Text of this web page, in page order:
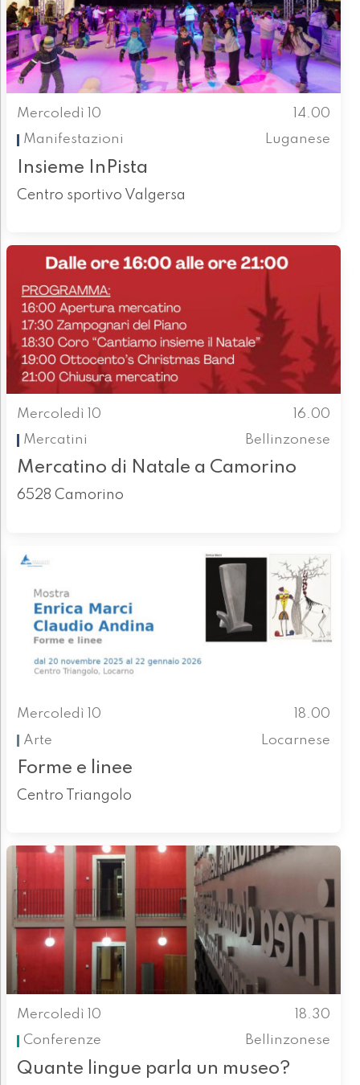
Mercoledì 10
14.00
Manifestazioni
Luganese
Insieme InPista
Centro sportivo Valgersa
Mercoledì 10
16.00
Mercatini
Bellinzonese
Mercatino di Natale a Camorino
6528 Camorino
Mercoledì 10
18.00
Arte
Locarnese
Forme e linee
Centro Triangolo
Mercoledì 10
18.30
Conferenze
Bellinzonese
Quante lingue parla un museo?